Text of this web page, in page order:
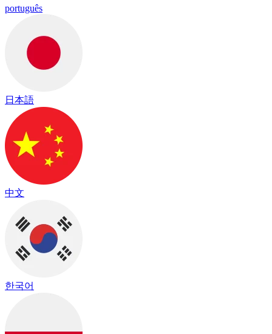
português
日本語
中文
한국어